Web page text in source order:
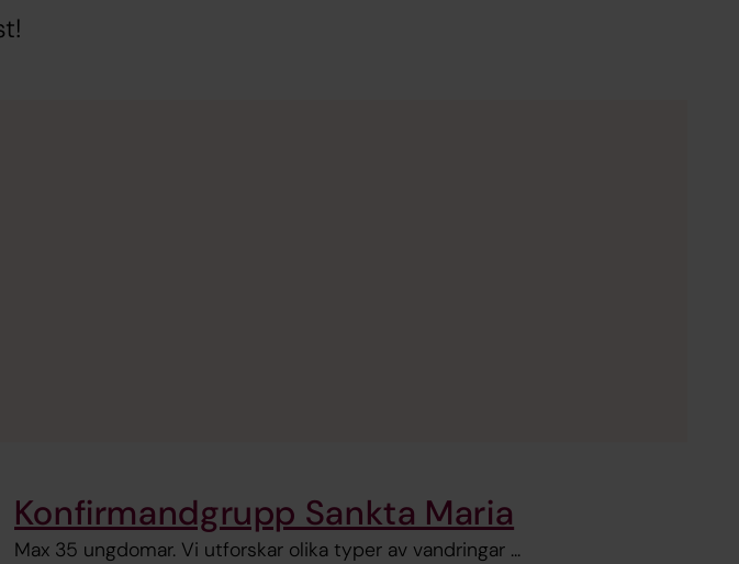
Konfirmandgrupp Sankta Maria
Max 35 ungdomar. Vi utforskar olika typer av vandringar ...